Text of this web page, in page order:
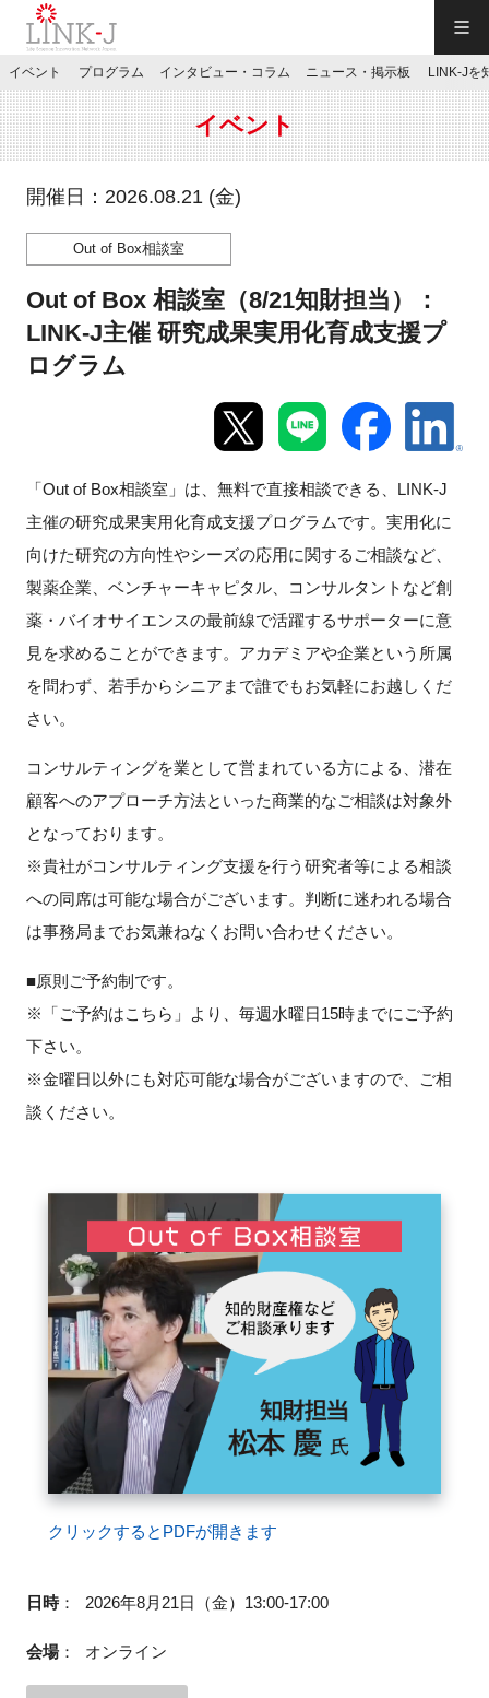
JP／EN
特別会員専用メニュー
施設ご予約
新規登録
イベント
プログラム
ニュース・掲示板
特別会員
施設・アクセス
イベント プログラム インタビュー・コラム ニュース・掲示板 LINK-Jを
イベント
開催日：2026.08.21 (金)
Out of Box相談室
Out of Box 相談室（8/21知財担当）：
LINK-J主催 研究成果実用化育成支援プ
ログラム
「Out of Box相談室」は、無料で直接相談できる、LINK-J
主催の研究成果実用化育成支援プログラムです。実用化に
向けた研究の方向性やシーズの応用に関するご相談など、
製薬企業、ベンチャーキャピタル、コンサルタントなど創
薬・バイオサイエンスの最前線で活躍するサポーターに意
見を求めることができます。アカデミアや企業という所属
を問わず、若手からシニアまで誰でもお気軽にお越しくだ
さい。
コンサルティングを業として営まれている方による、潜在
顧客へのアプローチ方法といった商業的なご相談は対象外
となっております。
※貴社がコンサルティング支援を行う研究者等による相談
への同席は可能な場合がございます。判断に迷われる場合
は事務局までお気兼ねなくお問い合わせください。
■原則ご予約制です。
※「ご予約はこちら」より、毎週水曜日15時までにご予約
下さい。
※金曜日以外にも対応可能な場合がございますので、ご相
談ください。
クリックするとPDFが開きます
日時： 2026年8月21日（金）13:00-17:00
会場： オンライン